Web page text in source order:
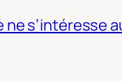
s’intéresse